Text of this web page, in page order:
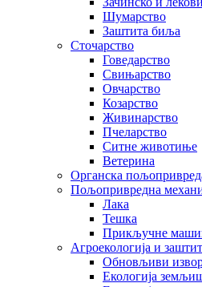
Шумарство
Заштита биља
Сточарство
Говедарство
Свињарство
Овчарство
Козарство
Живинарство
Пчеларство
Ситне животиње
Ветерина
Органска
Пољопривредна
Лака
Тешка
Прикључне
Агроекологија и
Обновљиви
Екологија